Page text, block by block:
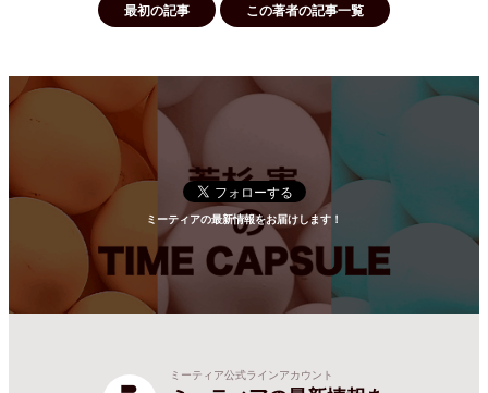
最初の記事 この著者の記事一覧
ミーティアの最新情報をお届けします！
ミーティア公式ラインアカウント